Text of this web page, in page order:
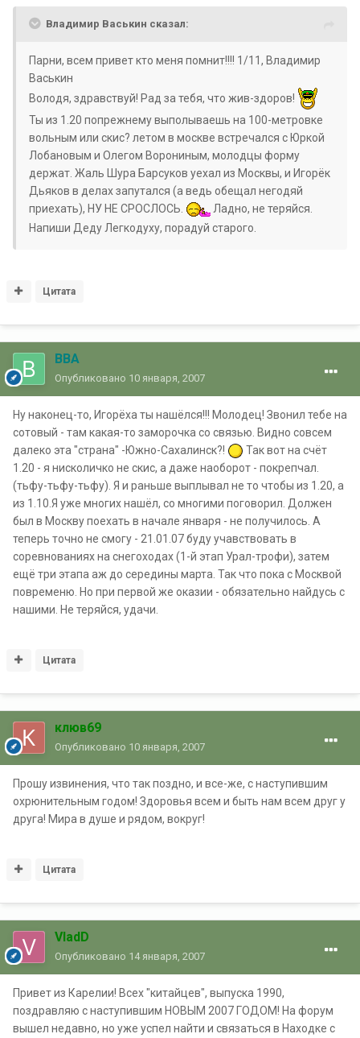
Владимир Васькин сказал:
Парни, всем привет кто меня помнит!!!! 1/11, Владимир
Васькин
Володя, здравствуй! Рад за тебя, что жив-здоров!
Ты из 1.20 попрежнему выполываешь на 100-метровке
вольным или скис? летом в москве встречался с Юркой
Лобановым и Олегом Ворониным, молодцы форму
держат. Жаль Шура Барсуков уехал из Москвы, и Игорёк
Дьяков в делах запутался (а ведь обещал негодяй
приехать), НУ НЕ СРОСЛОСЬ.
Ладно, не теряйся.
Напиши Деду Легкодуху, порадуй старого.
Цитата
ВВА
Опубликовано 10 января, 2007
Ну наконец-то, Игорёха ты нашёлся!!! Молодец! Звонил тебе на
сотовый - там какая-то заморочка со связью. Видно совсем
далеко эта "страна" -Южно-Сахалинск?!
Так вот на счёт
1.20 - я нисколичко не скис, а даже наоборот - покрепчал.
(тьфу-тьфу-тьфу). Я и раньше выплывал не то чтобы из 1.20, а
из 1.10.Я уже многих нашёл, со многими поговорил. Должен
был в Москву поехать в начале января - не получилось. А
теперь точно не смогу - 21.01.07 буду учавствовать в
соревнованиях на снегоходах (1-й этап Урал-трофи), затем
ещё три этапа аж до середины марта. Так что пока с Москвой
повременю. Но при первой же оказии - обязательно найдусь с
нашими. Не теряйся, удачи.
Цитата
клюв69
Опубликовано 10 января, 2007
Прошу извинения, что так поздно, и все-же, с наступившим
охрюнительным годом! Здоровья всем и быть нам всем друг у
друга! Мира в душе и рядом, вокруг!
Цитата
VladD
Опубликовано 14 января, 2007
Привет из Карелии! Всех "китайцев", выпуска 1990,
поздравляю с наступившим НОВЫМ 2007 ГОДОМ! На форум
вышел недавно, но уже успел найти и связаться в Находке с